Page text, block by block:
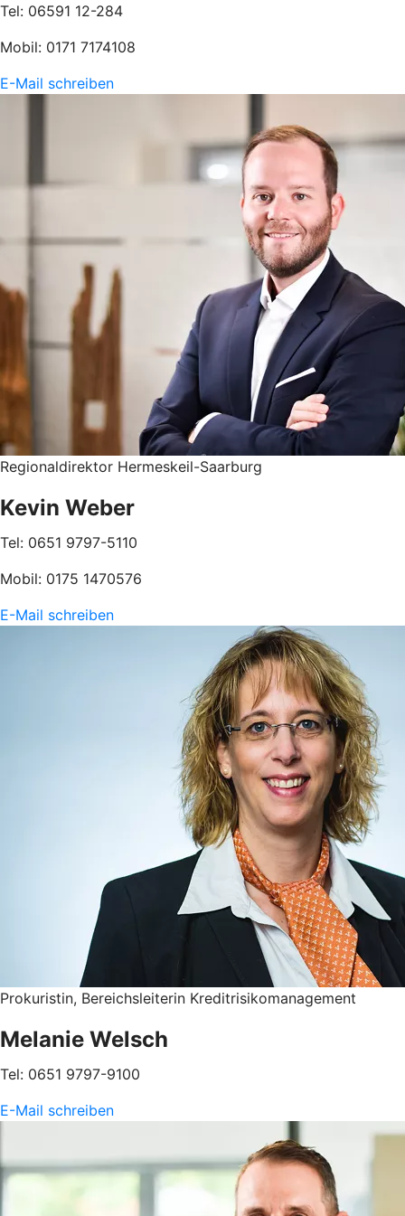
Tel: 06591 12-284
Mobil: 0171 7174108
E-Mail schreiben
Regionaldirektor Hermeskeil-Saarburg
Kevin Weber
Tel: 0651 9797-5110
Mobil: 0175 1470576
E-Mail schreiben
Prokuristin, Bereichsleiterin Kreditrisikomanagement
Melanie Welsch
Tel: 0651 9797-9100
E-Mail schreiben